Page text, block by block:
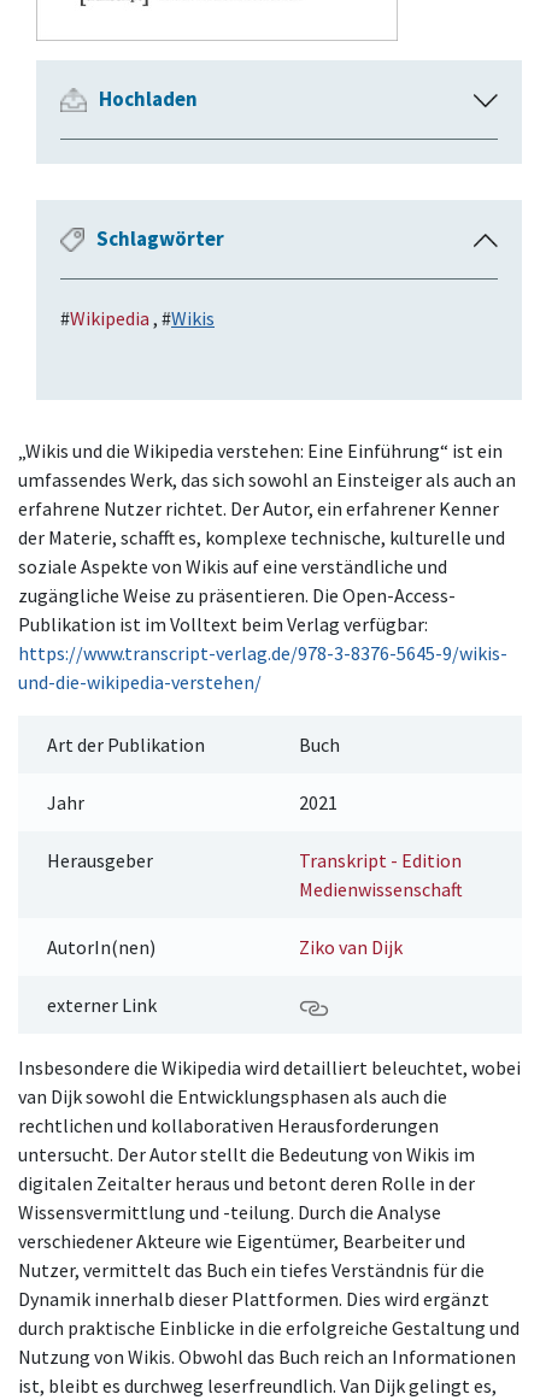
A
s
a
p
Hochladen
E
p
e
n
Schlagwörter
#Wikipedia , #Wikis
„Wikis und die Wikipedia verstehen: Eine Einführung“ ist ein
umfassendes Werk, das sich sowohl an Einsteiger als auch an
erfahrene Nutzer richtet. Der Autor, ein erfahrener Kenner
der Materie, schafft es, komplexe technische, kulturelle und
soziale Aspekte von Wikis auf eine verständliche und
zugängliche Weise zu präsentieren. Die Open-Access-
Publikation ist im Volltext beim Verlag verfügbar:
https://www.transcript-verlag.de/978-3-8376-5645-9/wikis-
und-die-wikipedia-verstehen/
Art der Publikation Buch
Jahr 2021
Herausgeber
Transkript - Edition
Medienwissenschaft
AutorIn(nen) Ziko van Dijk
externer Link
Insbesondere die Wikipedia wird detailliert beleuchtet, wobei
van Dijk sowohl die Entwicklungsphasen als auch die
rechtlichen und kollaborativen Herausforderungen
untersucht. Der Autor stellt die Bedeutung von Wikis im
digitalen Zeitalter heraus und betont deren Rolle in der
Wissensvermittlung und -teilung. Durch die Analyse
verschiedener Akteure wie Eigentümer, Bearbeiter und
Nutzer, vermittelt das Buch ein tiefes Verständnis für die
Dynamik innerhalb dieser Plattformen. Dies wird ergänzt
durch praktische Einblicke in die erfolgreiche Gestaltung und
Nutzung von Wikis. Obwohl das Buch reich an Informationen
ist, bleibt es durchweg leserfreundlich. Van Dijk gelingt es,